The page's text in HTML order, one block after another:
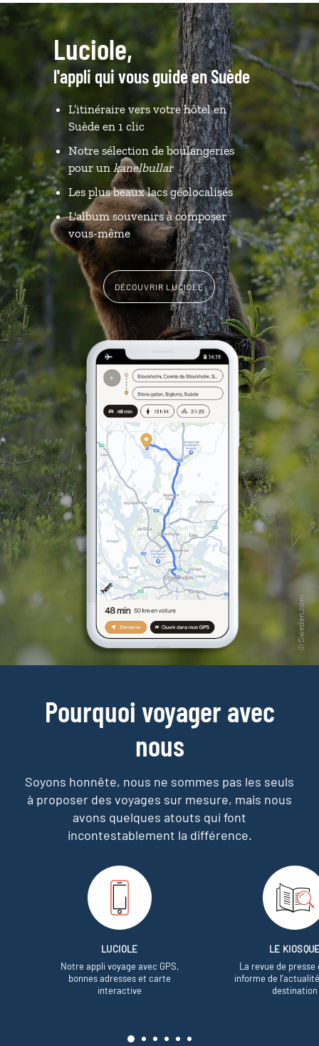
Luciole,
l'appli qui vous guide en Suède
L’itinéraire vers votre hôtel en
Suède en 1 clic
Notre sélection de boulangeries
pour un kanelbullar
Les plus beaux lacs géolocalisés
L'album souvenirs à composer
vous-même
DÉCOUVRIR LUCIOLE
Pourquoi voyager avec
nous
Soyons honnête, nous ne sommes pas les seuls
à proposer des voyages sur mesure, mais nous
avons quelques atouts qui font
incontestablement la différence.
LUCIOLE
Notre appli voyage avec GPS,
bonnes adresses et carte
interactive
LE
La revue de presse
informe de
destination